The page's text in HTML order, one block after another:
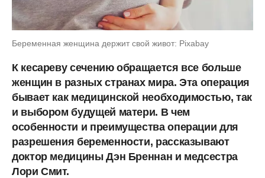
Беременная женщина держит свой живот: Pixabay
К кесареву сечению обращается все больше
женщин в разных странах мира. Эта операция
бывает как медицинской необходимостью, так
и выбором будущей матери. В чем
особенности и преимущества операции для
разрешения беременности, рассказывают
доктор медицины Дэн Бреннан и медсестра
Лори Смит.